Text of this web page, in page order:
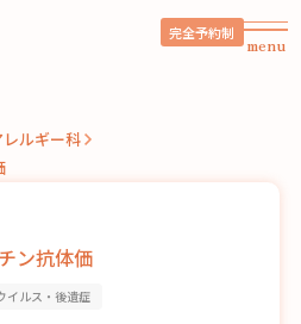
完全予約制
menu
ルギー科
ン抗体価
イルス・後遺症